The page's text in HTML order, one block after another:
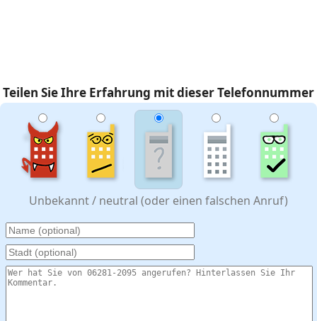
Teilen Sie Ihre Erfahrung mit dieser Telefonnummer
Unbekannt / neutral (oder einen falschen Anruf)